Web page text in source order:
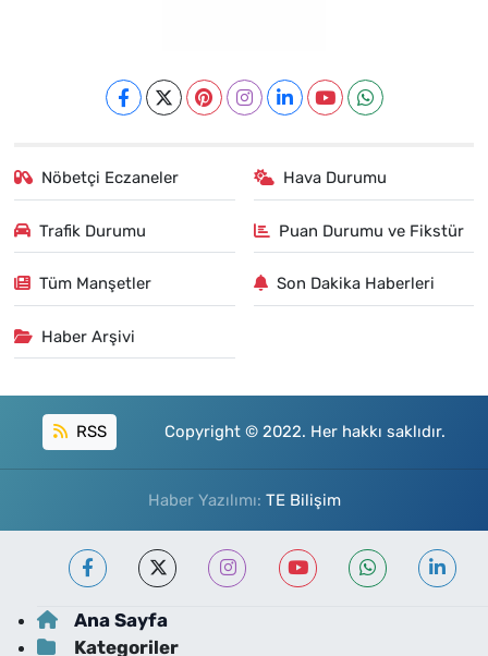
Nöbetçi Eczaneler Hava Durumu
Trafik Durumu Puan Durumu ve Fikstür
Tüm Manşetler Son Dakika Haberleri
Haber Arşivi
RSS Copyright © 2022. Her hakkı saklıdır.
Haber Yazılımı: TE Bilişim
Ana Sayfa
Kategoriler